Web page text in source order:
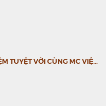
TRẢI NGHIỆM TUYỆT VỜI CÙNG MC VIỆT NAM